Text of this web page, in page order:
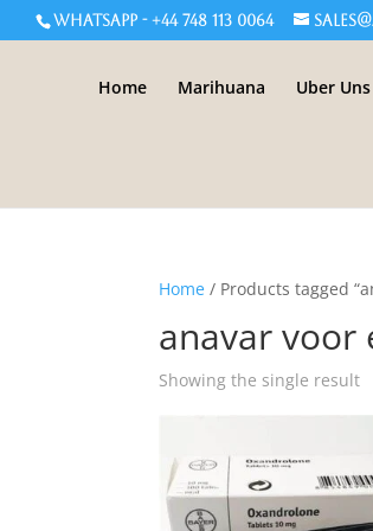
WHATSAPP - +44 748 113 0064
Home Marihuana Uber Uns
Home / Products tagged
anavar voor
Showing the single result